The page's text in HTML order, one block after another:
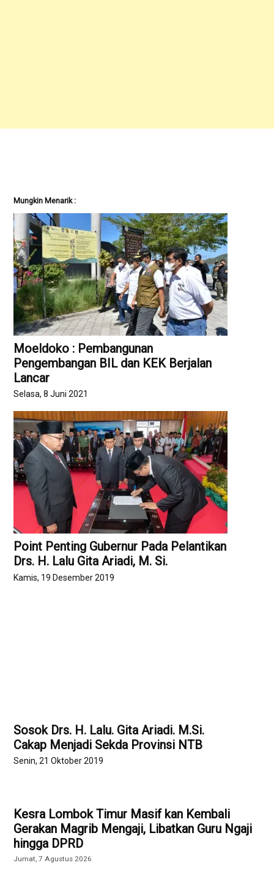
Mungkin Menarik :
Moeldoko : Pembangunan
Pengembangan BIL dan KEK Berjalan
Lancar
Selasa, 8 Juni 2021
Point Penting Gubernur Pada Pelantikan
Drs. H. Lalu Gita Ariadi, M. Si.
Kamis, 19 Desember 2019
Sosok Drs. H. Lalu. Gita Ariadi. M.Si.
Cakap Menjadi Sekda Provinsi NTB
Senin, 21 Oktober 2019
Kesra Lombok Timur Masif kan Kembali
Gerakan Magrib Mengaji, Libatkan Guru Ngaji
hingga DPRD
Jumat, 7 Agustus 2026